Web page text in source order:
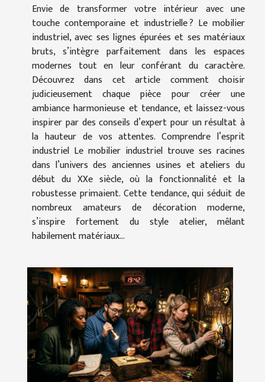
Envie de transformer votre intérieur avec une
touche contemporaine et industrielle ? Le mobilier
industriel, avec ses lignes épurées et ses matériaux
bruts, s’intègre parfaitement dans les espaces
modernes tout en leur conférant du caractère.
Découvrez dans cet article comment choisir
judicieusement chaque pièce pour créer une
ambiance harmonieuse et tendance, et laissez-vous
inspirer par des conseils d’expert pour un résultat à
la hauteur de vos attentes. Comprendre l’esprit
industriel Le mobilier industriel trouve ses racines
dans l’univers des anciennes usines et ateliers du
début du XXe siècle, où la fonctionnalité et la
robustesse primaient. Cette tendance, qui séduit de
nombreux amateurs de décoration moderne,
s’inspire fortement du style atelier, mêlant
habilement matériaux...